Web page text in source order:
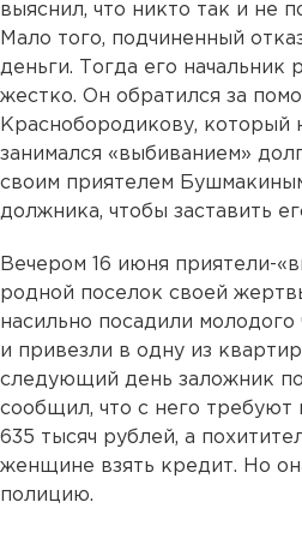
выяснил, что никто так и не
Мало того, подчиненный
деньги. Тогда его начальник
жестко. Он обратился за
Краснобородикову, который
занимался «выбиванием»
своим приятелем
должника, чтобы заставить
Вечером 16 июня приятели-
родной поселок своей
насильно посадили молодого
и привезли в одну из
следующий день заложник
сообщил, что с него требуют
635 тысяч рублей, а
женщине взять кредит. Но
полицию.